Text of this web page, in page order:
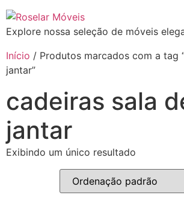
Explore nossa seleção de móveis
Início / Produtos marcados com a tag
jantar”
cadeiras sala
jantar
Exibindo um único resultado